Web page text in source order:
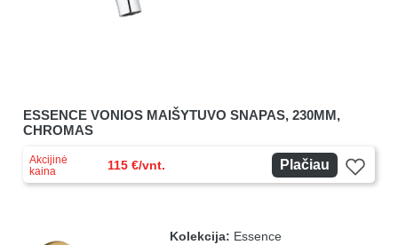
ESSENCE VONIOS MAIŠYTUVO SNAPAS, 230MM,
CHROMAS
Akcijinė
kaina
115 €/vnt. Plačiau
Kolekcija: Essence